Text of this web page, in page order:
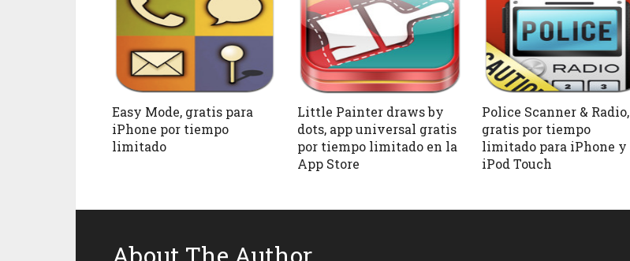
Easy Mode, gratis para
iPhone por tiempo
limitado
Little Painter draws by
dots, app universal gratis
por tiempo limitado en la
App Store
Police Scanner & Radio,
gratis por tiempo
limitado para iPhone y
iPod Touch